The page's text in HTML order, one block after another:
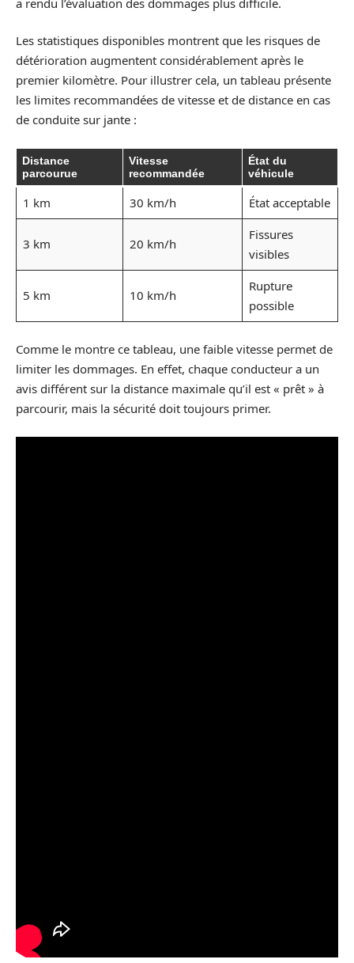
Les statistiques disponibles montrent que les risques de
détérioration augmentent considérablement après le
premier kilomètre. Pour illustrer cela, un tableau présente
les limites recommandées de vitesse et de distance en cas
de conduite sur jante :
Distance
parcourue
Vitesse
recommandée
État du
véhicule
1 km 30 km/h État acceptable
3 km 20 km/h
Fissures
visibles
5 km 10 km/h
Rupture
possible
Comme le montre ce tableau, une faible vitesse permet de
limiter les dommages. En effet, chaque conducteur a un
avis différent sur la distance maximale qu’il est « prêt » à
parcourir, mais la sécurité doit toujours primer.